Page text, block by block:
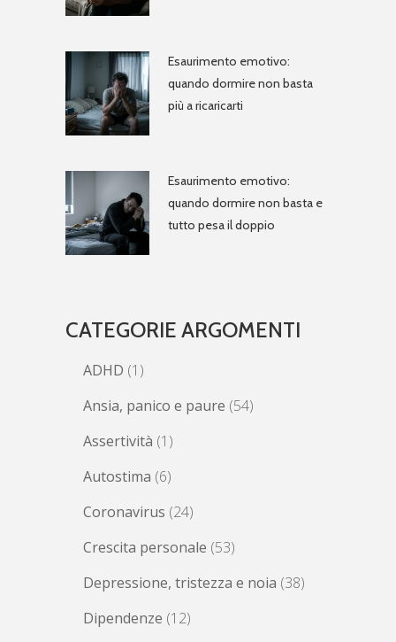
Esaurimento emotivo:
quando dormire non basta
più a ricaricarti
Esaurimento emotivo:
quando dormire non basta e
tutto pesa il doppio
CATEGORIE ARGOMENTI
ADHD (1)
Ansia, panico e paure (54)
Assertività (1)
Autostima (6)
Coronavirus (24)
Crescita personale (53)
Depressione, tristezza e noia (38)
Dipendenze (12)